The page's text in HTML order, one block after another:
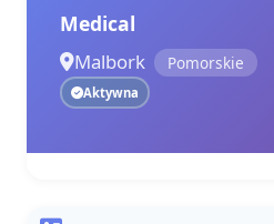
Medical
Malbork Pomorskie
Aktywna